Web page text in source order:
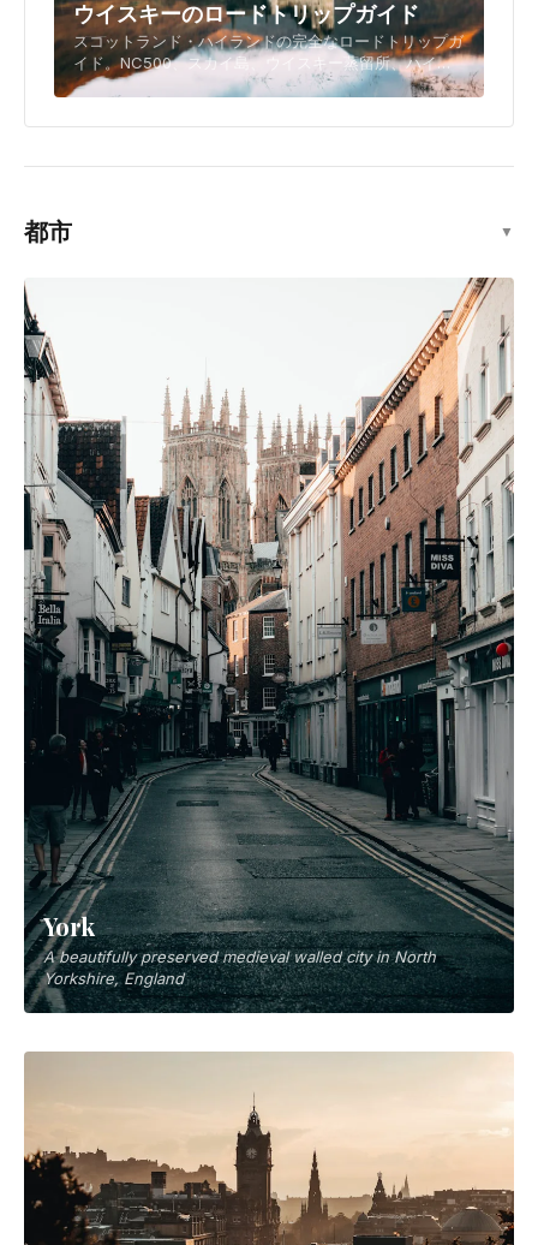
ウイスキーのロードトリップガイド
スコットランド・ハイランドの完全なロードトリップガ
イド。NC500、スカイ島、ウイスキー蒸留所、ハイキ
ングコース、城、忘れられない旅行に必要なすべての情
都市 ▼
York
A beautifully preserved medieval walled city in North
Yorkshire, England